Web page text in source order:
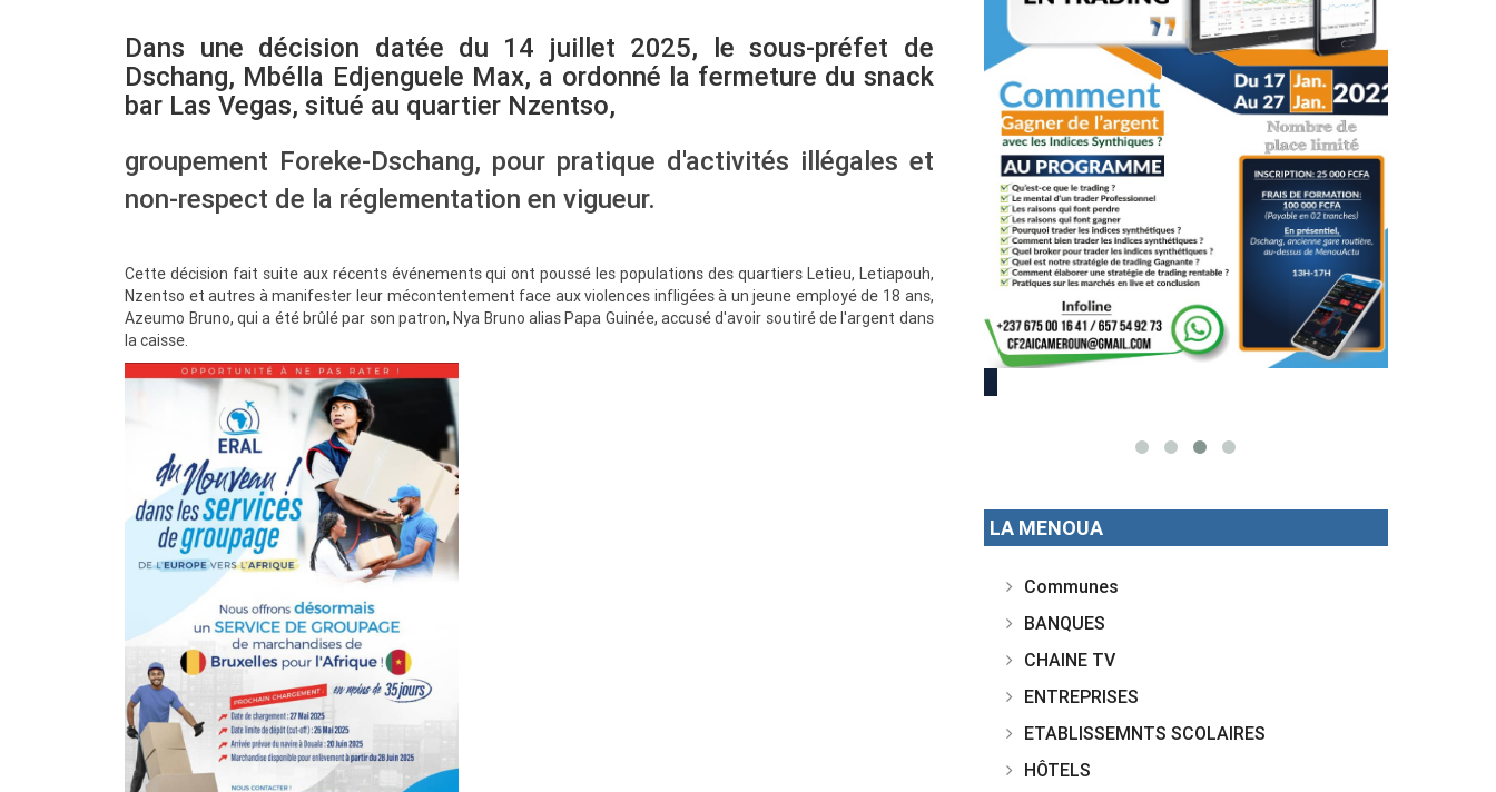
Dans une décision datée du 14 juillet 2025, le sous-préfet de
Dschang, Mbélla Edjenguele Max, a ordonné la fermeture du snack
bar Las Vegas, situé au quartier Nzentso,
groupement Foreke-Dschang, pour pratique d'activités illégales et
non-respect de la réglementation en vigueur.
Cette décision fait suite aux récents événements qui ont poussé les populations des quartiers Letieu, Letiapouh,
Nzentso et autres à manifester leur mécontentement face aux violences infligées à un jeune employé de 18 ans,
Azeumo Bruno, qui a été brûlé par son patron, Nya Bruno alias Papa Guinée, accusé d'avoir soutiré de l'argent dans
la caisse.
LA MENOUA
Communes
BANQUES
CHAINE TV
ENTREPRISES
ETABLISSEMNTS SCOLAIRES
HÔTELS